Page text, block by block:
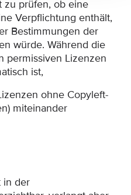
zu prüfen, ob eine
Verpflichtung enthält,
Bestimmungen der
würde. Während die
permissiven Lizenzen
ist,
ohne Copyleft-
miteinander
in der